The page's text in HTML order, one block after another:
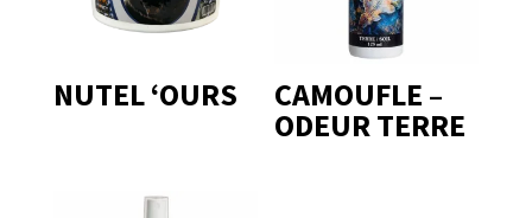
NUTEL ‘OURS CAMOUFLE –
ODEUR TERRE